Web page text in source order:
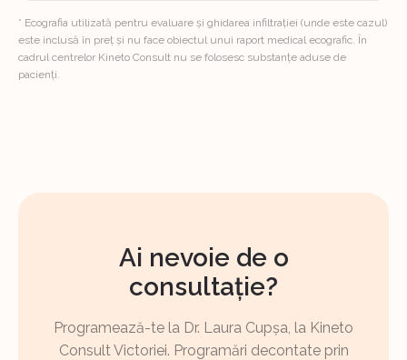
* Ecografia utilizată pentru evaluare și ghidarea infiltrației (unde este cazul)
este inclusă în preț și nu face obiectul unui raport medical ecografic. În
cadrul centrelor Kineto Consult nu se folosesc substanțe aduse de
pacienți.
Ai nevoie de o
consultație?
Programează-te la Dr. Laura Cupșa, la Kineto
Consult Victoriei. Programări decontate prin